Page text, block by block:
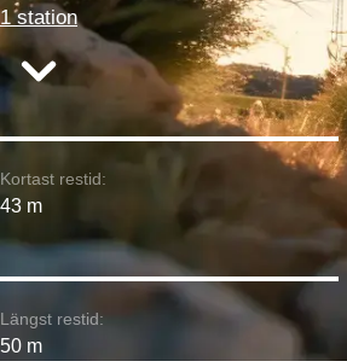
1 station
Kortast restid:
43 m
Längst restid:
50 m